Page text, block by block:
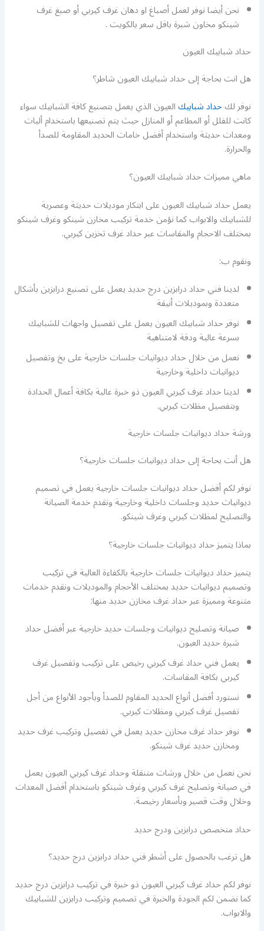
نحن أيضا نوفر لعمل أصباغ او دهان غرف كيربي أو صبغ غرف
شينكو مخاون شبرة باقل سعر بالكويت .
حداد شبابيك العيون
هل انت بحاجة إلى حداد شبابيك العيون شاطر؟
نوفر لكحداد شبابيكالعيون الذي يعمل بتصنيع كافة الشبابيك سواء
كانت للفلل أو المطاعم أو المنازل حيث يتم تصنيعها باستخدام أليات
ومعدات حديثة واستخدام أفضل خامات الحديد المقاومة للصدأ
والحرارة.
ماهي مميزات حداد شبابيك العيون؟
يعمل حداد شبابيك العيون على ابتكار موديلات حديثة وعصرية
للشبابيك والابواب كما نؤمن خدمة تركيب مخازن شينكو وغرف شينكو
بمختلف الاحجام والمقاسات عبر حداد غرف تخزين كيربي.
ونقوم ب:
لدينا فني حداد درابزين درج حديد يعمل على تصنيع درابزين بأشكال
متعددة وبموديلات أنيقة
نوفر حداد شبابيك العيون يعمل على تفصيل واجهات للشبابيك
بسرعة عالية ودقة لامتناهية
نعمل من خلال حداد ديوانيات جلسات خارجية على بخ وتفصيل
ديوانيات داخلية وخارجية
لدينا حداد غرف كيربي العيون ذو خبرة عالية بكافة أعمال الحدادة
وبتفصيل مظلات كيربي.
ورشة حداد ديوانيات جلسات خارجية
هل أنت بحاجة إلى حداد ديوانيات جلسات خارجية؟
نوفر لكم أفضل حداد ديوانيات جلسات خارجية يعمل في تصميم
ديوانيات حديد وجلسات داخلية وخارجية ونقدم خدمة الصيانة
والتصليح لمظلات كيربي وغرف شينكو.
بماذا يتميز حداد ديوانيات جلسات خارجية؟
يتميز حداد ديوانيات جلسات خارجية بالكفاءة العالية في تركيب
وتصميم ديوانيات حديد بمختلف الأحجام والموديلات ونقدم خدمات
متنوعة ومميزة عبر حداد غرف مخازن حديد منها:
صيانة وتصليح ديوانيات وجلسات حديد خارجية عبر أفضل حداد
شبرة حديد العيون.
يعمل فني حداد غرف كيربي رخيص على تركيب وتفصيل غرف
كيربي بكافة المقاسات.
نستورد أفضل أنواع الحديد المقاوم للصدأ وبأجود الأنواع من أجل
تفصيل غرف كيربي ومظلات كيربي.
نوفر حداد غرف مخازن حديد يعمل في تفصيل وتركيب غرف حديد
ومخازن حديد غرف شينكو.
نحن نعمل من خلال ورشات متنقلة وحداد غرف كيربي العيون يعمل
في صيانة وتصليح غرف كيربي وغرف شينكو باستخدام أفضل المعدات
وخلال وقت قصير وبأسعار رخيصة.
حداد متخصص درابزين ودرج حديد
هل ترغب بالحصول على أشطر فني حداد درابزين درج حديد؟
نوفر لكم حداد غرف كيربي العيون ذو خبرة في تركيب درابزين درج حديد
كما نضمن لكم الجودة والخبرة في تصميم وتركيب درابزين للشبابيك
والابواب.